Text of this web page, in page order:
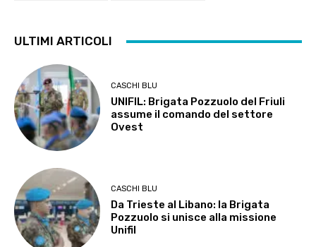
ULTIMI ARTICOLI
CASCHI BLU
UNIFIL: Brigata Pozzuolo del Friuli
assume il comando del settore
Ovest
CASCHI BLU
Da Trieste al Libano: la Brigata
Pozzuolo si unisce alla missione
Unifil